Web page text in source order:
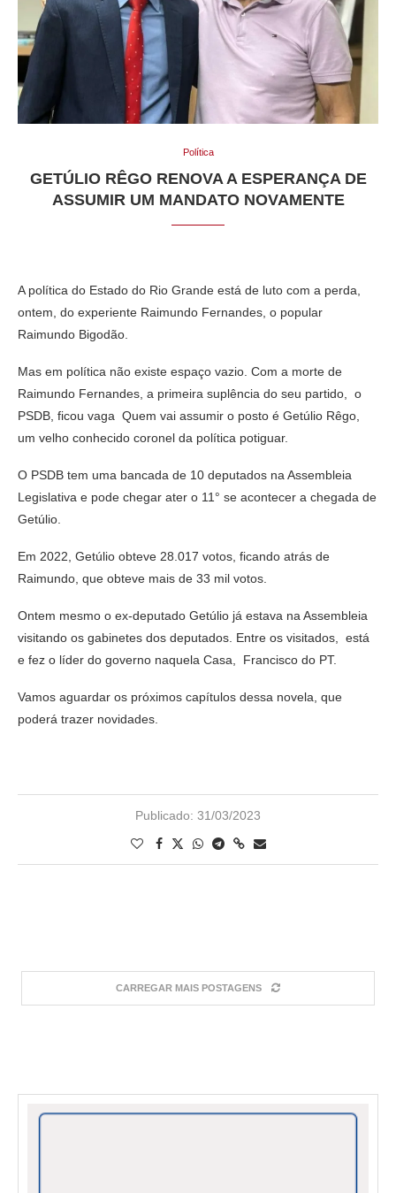
Política
GETÚLIO RÊGO RENOVA A ESPERANÇA DE
ASSUMIR UM MANDATO NOVAMENTE
A política do Estado do Rio Grande está de luto com a perda,
ontem, do experiente Raimundo Fernandes, o popular
Raimundo Bigodão.
Mas em política não existe espaço vazio. Com a morte de
Raimundo Fernandes, a primeira suplência do seu partido, o
PSDB, ficou vaga Quem vai assumir o posto é Getúlio Rêgo,
um velho conhecido coronel da política potiguar.
O PSDB tem uma bancada de 10 deputados na Assembleia
Legislativa e pode chegar ater o 11° se acontecer a chegada de
Getúlio.
Em 2022, Getúlio obteve 28.017 votos, ficando atrás de
Raimundo, que obteve mais de 33 mil votos.
Ontem mesmo o ex-deputado Getúlio já estava na Assembleia
visitando os gabinetes dos deputados. Entre os visitados, está
e fez o líder do governo naquela Casa, Francisco do PT.
Vamos aguardar os próximos capítulos dessa novela, que
poderá trazer novidades.
Publicado: 31/03/2023
CARREGAR MAIS POSTAGENS